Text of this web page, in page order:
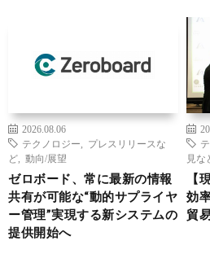
2026.08.06
テクノロジー
プレスリリースな
ど
動向/展望
ゼロボード、常に最新の情報
共有が可能な“動的サプライヤ
ー管理”実現する新システムの
提供開始へ
見な
【
効
貿